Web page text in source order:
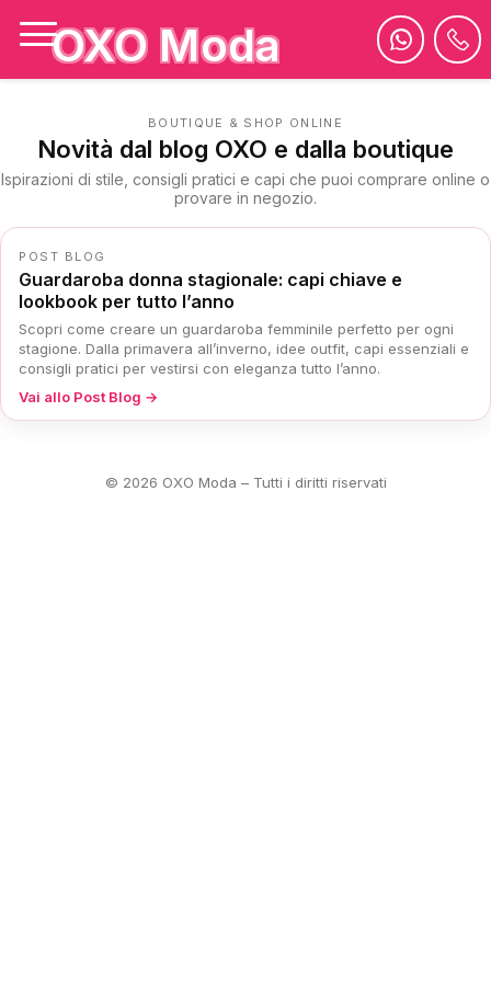
OXO Moda
BOUTIQUE & SHOP ONLINE
Novità dal blog OXO e dalla boutique
Ispirazioni di stile, consigli pratici e capi che puoi comprare online o
provare in negozio.
POST BLOG
Guardaroba donna stagionale: capi chiave e
lookbook per tutto l’anno
Scopri come creare un guardaroba femminile perfetto per ogni
stagione. Dalla primavera all’inverno, idee outfit, capi essenziali e
consigli pratici per vestirsi con eleganza tutto l’anno.
Vai allo Post Blog →
© 2026 OXO Moda – Tutti i diritti riservati